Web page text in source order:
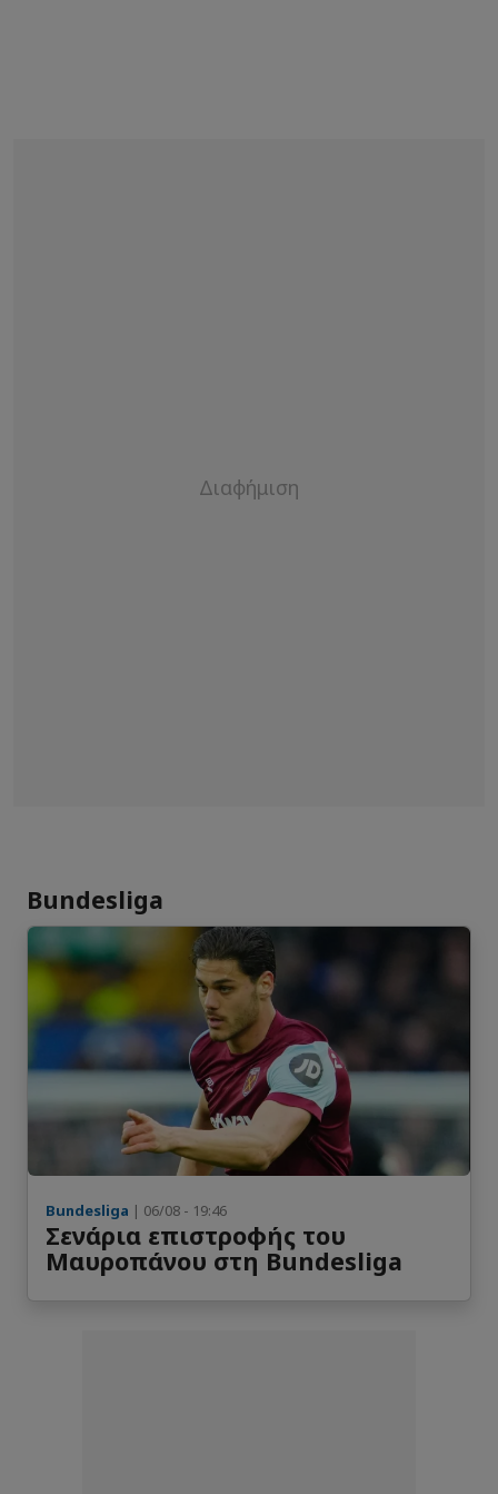
Bundesliga
Bundesliga | 06/08 - 19:46
Σενάρια επιστροφής του
Μαυροπάνου στη Bundesliga